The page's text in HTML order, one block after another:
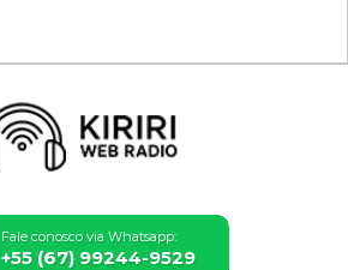
Fale conosco via Whatsapp:
+55 (67) 99244-9529